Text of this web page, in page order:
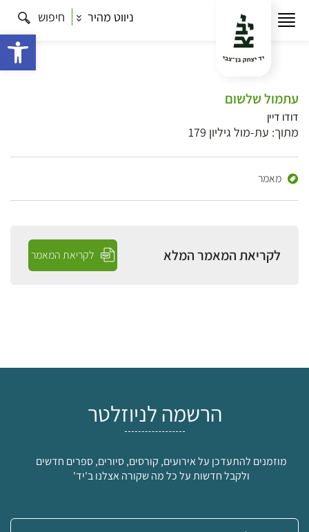
ניווט מהיר חיפוש
עתמול שלשום
דודו דיין
מתוך: עת-מול גיליון 179
מאמר
לקריאת המאמר המלא לקריאת המאמר
הרשמה לניוזלטר
מוזמנים להתעדכן על אירועים, קורסים, סיורים, ספרים חדשים
ולקבל חדשות על כל מה שקורה אצלנו ב'יד'
אימייל: